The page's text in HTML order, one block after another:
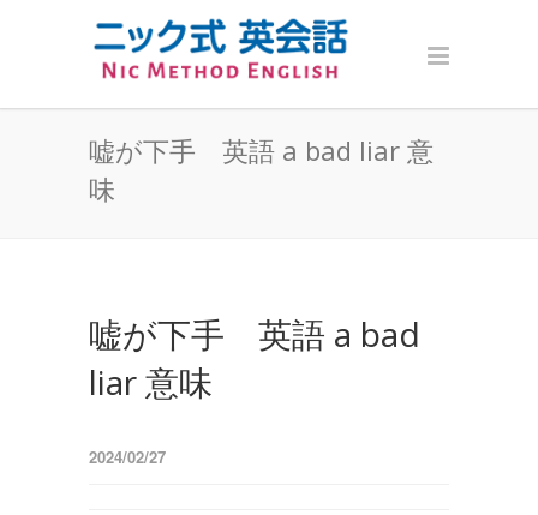
嘘が下手 英語 a bad liar 意
味
嘘が下手 英語 a bad
liar 意味
2024/02/27